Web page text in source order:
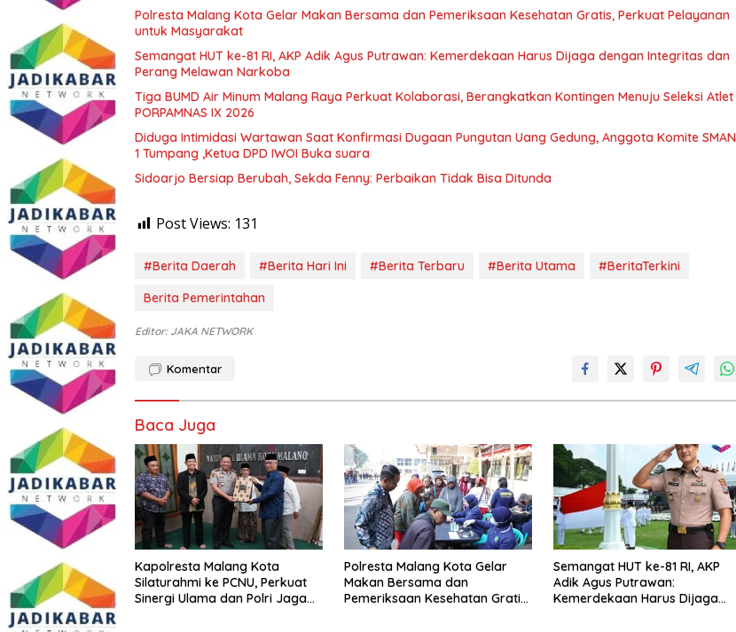
Polresta Malang Kota Gelar Makan Bersama dan Pemeriksaan Kesehatan Gratis, Perkuat Pelayanan
untuk Masyarakat
Semangat HUT ke-81 RI, AKP Adik Agus Putrawan: Kemerdekaan Harus Dijaga dengan Integritas dan
Perang Melawan Narkoba
Tiga BUMD Air Minum Malang Raya Perkuat Kolaborasi, Berangkatkan Kontingen Menuju Seleksi Atlet
PORPAMNAS IX 2026
Diduga Intimidasi Wartawan Saat Konfirmasi Dugaan Pungutan Uang Gedung, Anggota Komite SMAN
1 Tumpang ,Ketua DPD IWOI Buka suara
Sidoarjo Bersiap Berubah, Sekda Fenny: Perbaikan Tidak Bisa Ditunda
Post Views: 131
#Berita Daerah #Berita Hari Ini #Berita Terbaru #Berita Utama
#BeritaTerkini
Berita Pemerintahan
Editor: JAKA NETWORK
Komentar
Baca Juga
Kapolresta Malang Kota
Silaturahmi ke PCNU, Perkuat
Sinergi Ulama dan Polri Jaga
Polresta Malang Kota Gelar
Makan Bersama dan
Pemeriksaan Kesehatan Gratis,
Semangat HUT ke-81 RI, AKP
Adik Agus Putrawan:
Kemerdekaan Harus Dijaga